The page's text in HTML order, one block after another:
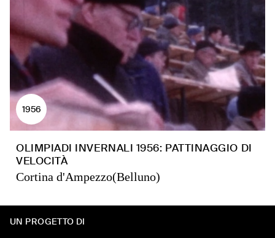
1956
OLIMPIADI INVERNALI 1956: PATTINAGGIO DI
VELOCITÀ
Cortina d'Ampezzo(Belluno)
UN PROGETTO DI